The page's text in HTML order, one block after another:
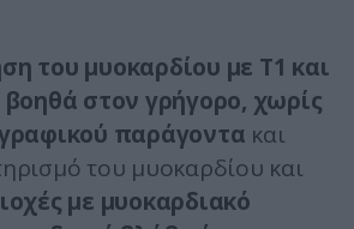
του μυοκαρδίου με Τ1 και
βοηθά στον γρήγορο, χωρίς
παράγοντα και
του μυοκαρδίου και
με μυοκαρδιακό